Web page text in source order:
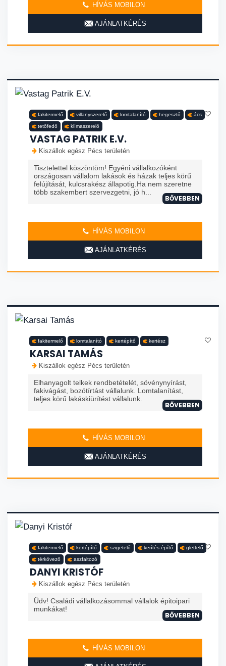
HÍVÁS MOBILON
AJÁNLATKÉRÉS
fakitermelő villanyszerelő lomtalanító hegesztő ács
tetőfedő klímaszerelő
VASTAG PATRIK E.V.
Kiszállok egész Pécs területén
Tisztelettel köszöntöm! Egyéni vállalkozóként
országosan vállalom lakások és házak teljes körű
felújítását, kulcsrakész állapotig.Ha nem szeretne
több szakembert szervezgetni, jó h...
BŐVEBBEN
HÍVÁS MOBILON
AJÁNLATKÉRÉS
fakitermelő lomtalanító kertépítő kertész
KARSAI TAMÁS
Kiszállok egész Pécs területén
Elhanyagolt telkek rendbetételét, sövénynyírást,
fakivágást, bozótírtást vállalunk. Lomtalanítást,
teljes körű lakáskiürítést vállalunk.
BŐVEBBEN
HÍVÁS MOBILON
AJÁNLATKÉRÉS
fakitermelő kertépítő szigetelő kerítés építő glettelő
térkövező aszfaltozó
DANYI KRISTÓF
Kiszállok egész Pécs területén
Üdv! Családi vállalkozásommal vállalok épitoipari
munkákat!
BŐVEBBEN
HÍVÁS MOBILON